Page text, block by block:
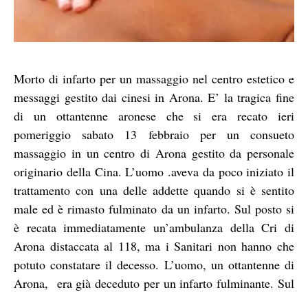
Morto di infarto per un massaggio nel centro estetico e
messaggi gestito dai cinesi in Arona. E’ la tragica fine
di un ottantenne aronese che si era recato ieri
pomeriggio sabato 13 febbraio per un consueto
massaggio in un centro di Arona gestito da personale
originario della Cina. L’uomo .aveva da poco iniziato il
trattamento con una delle addette quando si è sentito
male ed è rimasto fulminato da un infarto. Sul posto si
è recata immediatamente un’ambulanza della Cri di
Arona distaccata al 118, ma i Sanitari non hanno che
potuto constatare il decesso. L’uomo, un ottantenne di
Arona, era già deceduto per un infarto fulminante. Sul